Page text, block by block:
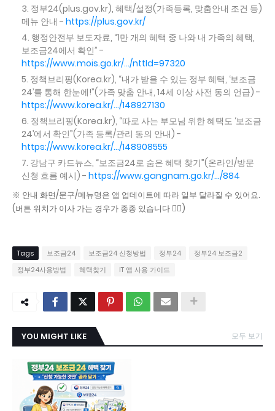
정부24(plus.gov.kr), 혜택/설정(가족등록, 맞춤안내 조건 등)
메뉴 안내 - https://plus.gov.kr/
행정안전부 보도자료, “1만 개의 혜택 중 나와 내 가족의 혜택,
보조금24에서 확인” -
https://www.mois.go.kr/.../nttId=97320
정책브리핑(Korea.kr), “내가 받을 수 있는 정부 혜택, ‘보조금
24’를 통해 한눈에!”(가족 맞춤 안내, 14세 이상 사전 동의 언급) -
https://www.korea.kr/.../148927130
정책브리핑(Korea.kr), “따로 사는 부모님 위한 혜택도 ‘보조금
24’에서 확인”(가족 등록/관리 동의 안내) -
https://www.korea.kr/.../148908555
강남구 카드뉴스, “보조금24로 숨은 혜택 찾기”(온라인/방문
신청 흐름 예시) - https://www.gangnam.go.kr/.../884
※ 안내 화면/문구/메뉴명은 앱 업데이트에 따라 일부 달라질 수 있어요.
(버튼 위치가 이사 가는 경우가 종종 있습니다 😵‍💫)
Tags 보조금24 보조금24 신청방법 정부24
정부24 보조금2
정부24사용방법
혜택찾기 IT 앱 사용 가이드
YOU MIGHT LIKE 모두 보기